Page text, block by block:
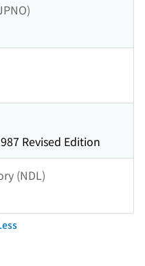
Revised Edition
(NDL)